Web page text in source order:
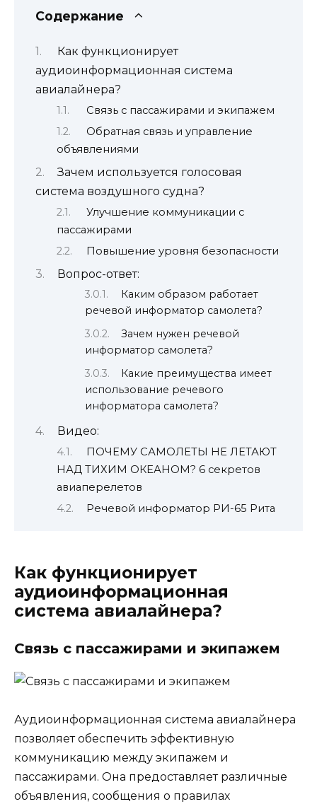
Содержание
Как функционирует
аудиоинформационная система
авиалайнера?
Связь с пассажирами и экипажем
Обратная связь и управление
объявлениями
Зачем используется голосовая
система воздушного судна?
Улучшение коммуникации с
пассажирами
Повышение уровня безопасности
Вопрос-ответ:
Каким образом работает
речевой информатор самолета?
Зачем нужен речевой
информатор самолета?
Какие преимущества имеет
использование речевого
информатора самолета?
Видео:
ПОЧЕМУ САМОЛЕТЫ НЕ ЛЕТАЮТ
НАД ТИХИМ ОКЕАНОМ? 6 секретов
авиаперелетов
Речевой информатор РИ-65 Рита
Как функционирует
аудиоинформационная
система авиалайнера?
Связь с пассажирами и экипажем
Аудиоинформационная система авиалайнера
позволяет обеспечить эффективную
коммуникацию между экипажем и
пассажирами. Она предоставляет различные
объявления, сообщения о правилах